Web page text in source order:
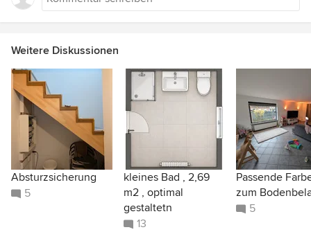
Weitere Diskussionen
Absturzsicherung
5
kleines Bad , 2,69
m2 , optimal
gestaltetn
13
Passende
zum
5